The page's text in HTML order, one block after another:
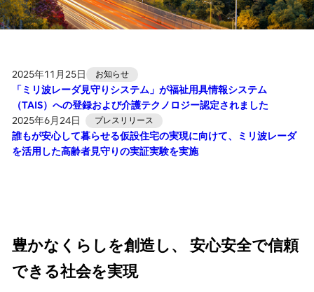
2025年11月25日 お知らせ
「ミリ波レーダ見守りシステム」が福祉用具情報システム
（TAIS）への登録および介護テクノロジー認定されました
2025年6月24日
プレスリリース
誰もが安心して暮らせる仮設住宅の実現に向けて、ミリ波レーダ
を活用した高齢者見守りの実証実験を実施
豊かなくらしを創造し、 安心安全で信頼
できる社会を実現